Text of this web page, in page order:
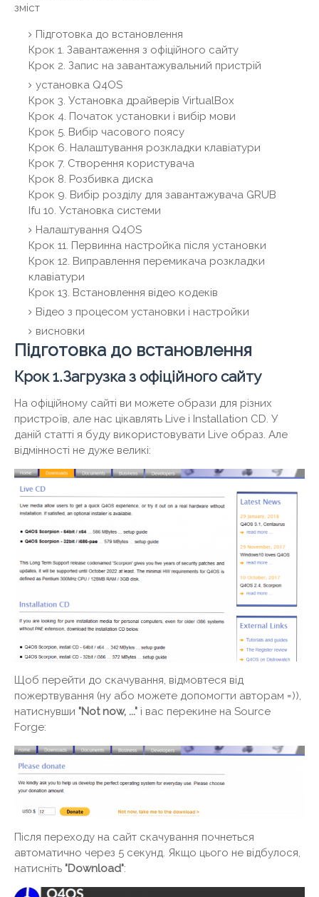
зміст
Підготовка до встановлення
Крок 1. Завантаження з офіційного сайту
Крок 2. Запис на завантажувальний пристрій
установка Q4OS
Крок 3. Установка драйверів VirtualBox
Крок 4. Початок установки і вибір мови
Крок 5. Вибір часового поясу
Крок 6. Налаштування розкладки клавіатури
Крок 7. Створення користувача
Крок 8. Розбивка диска
Крок 9. Вибір розділу для завантажувача GRUB
Ifu 10. Установка системи
Налаштування Q4OS
Крок 11. Первинна настройка після установки
Крок 12. Виправлення перемикача розкладки
клавіатури
Крок 13. Встановлення відео кодеків
Відео з процесом установки і настройки
висновки
Підготовка до встановлення
Крок 1.Загрузка з офіційного сайту
На офіційному сайті ви можете образи для різних
пристроїв, але нас цікавлять Live і Installation CD. У
даній статті я буду використовувати Live образ. Але
відмінності не дуже великі:
Щоб перейти до скачування, відмовтеся від
пожертвування (ну або можете допомогти авторам =)),
натиснувши "Not now, ..." і вас перекине на Source
Forge:
Після переходу на сайт скачування почнеться
автоматично через 5 секунд. Якщо цього не відбулося,
натисніть "Download":